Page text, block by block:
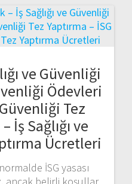
ve Güvenliği
Ödevleri
Tez
İş Sağlığı ve
Ücretleri
İSG yasası
ancak belirli koşullar